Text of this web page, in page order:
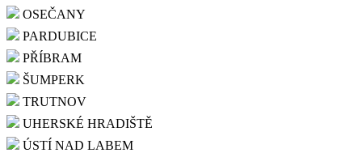
OSEČANY
PARDUBICE
PŘÍBRAM
ŠUMPERK
TRUTNOV
UHERSKÉ HRADIŠTĚ
ÚSTÍ NAD LABEM